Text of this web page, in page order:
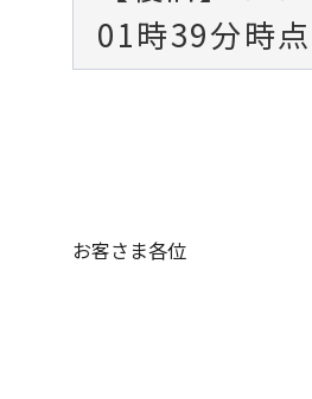
01時39分時点
お客さま各位